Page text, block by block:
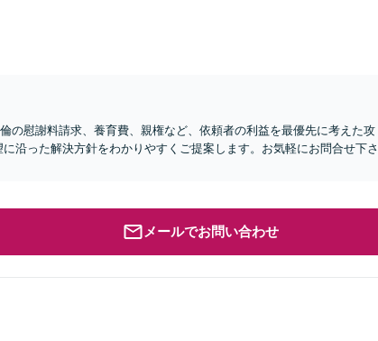
の慰謝料請求、養育費、親権など、依頼者の利益を最優先に考えた攻
沿った解決方針をわかりやすくご提案します。お気軽にお問合せ下さ
メールでお問い合わせ